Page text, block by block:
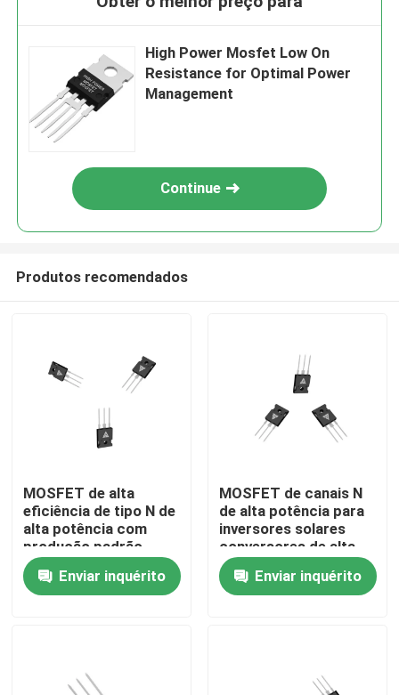
Para casa
Produtos
High Power Mosfet Low On
Resistance for Optimal Power
Management
Continue
Produtos recomendados
MOSFET de alta
eficiência de tipo N de
alta potência com
produção padrão
militar para
transferência robusta
de energia
Enviar inquérito
MOSFET de canais N
de alta potência para
inversores solares
conversores de alta
tensão DC/DC e
condutores de
motores
Enviar inquérito